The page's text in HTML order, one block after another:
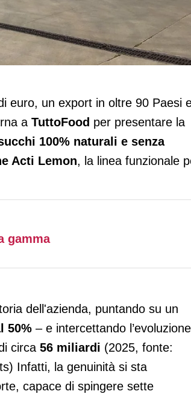
la nuova “linea
euro, un export in oltre 90 Paesi
a TuttoFood per presentare la
100% naturali e senza
Acti Lemon, la linea funzionale
gamma
dell'azienda, puntando su un
50% – e intercettando l’evoluzione
circa 56 miliardi (2025, fonte:
Infatti, la genuinità si sta
capace di spingere sette